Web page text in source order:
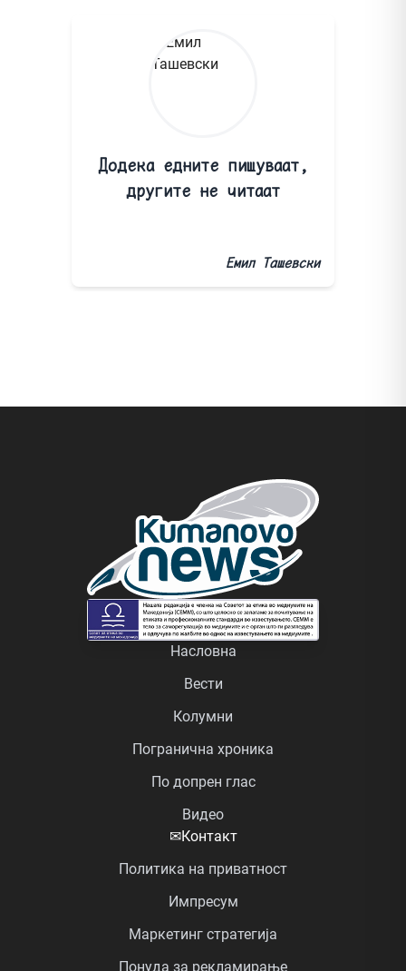
Додека едните пишуваат,
другите не читаат
Емил Ташевски
Насловна
Вести
Колумни
Погранична хроника
По допрен глас
Видео
✉Контакт
Политика на приватност
Импресум
Маркетинг стратегија
Понуда за рекламирање